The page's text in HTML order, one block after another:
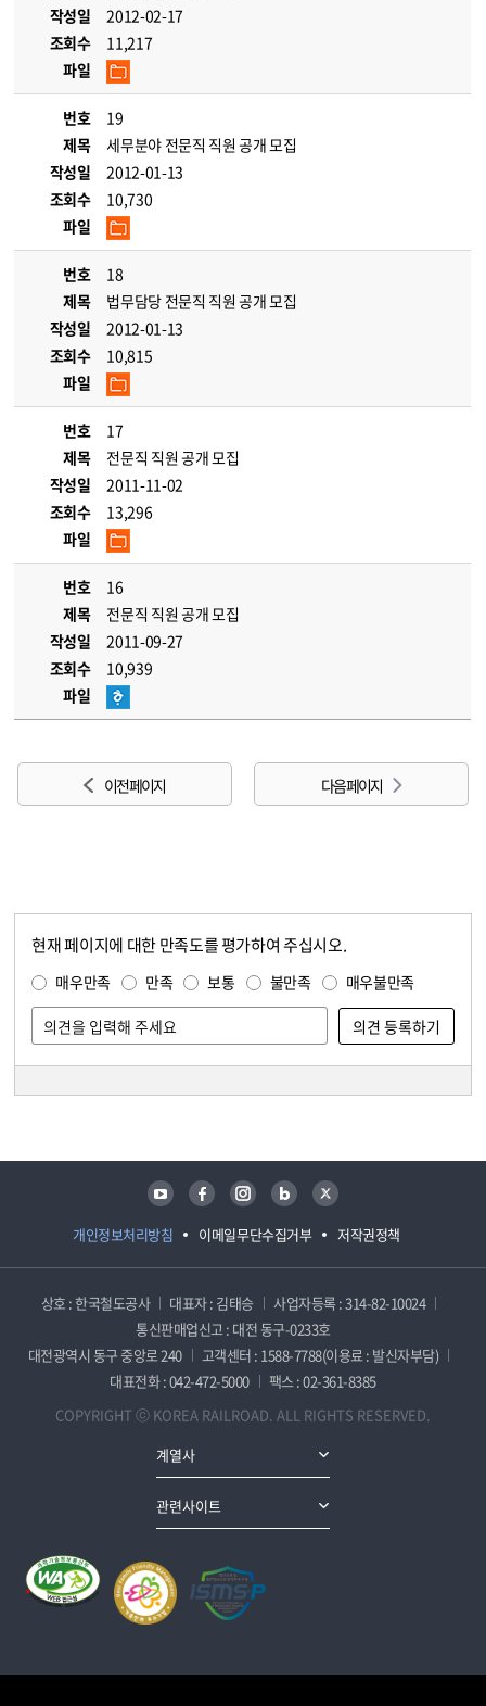
작성일
2012-02-17
조회수
11,217
파일
번호
19
제목
세무분야 전문직 직원 공개 모집
작성일
2012-01-13
조회수
10,730
파일
번호
18
제목
법무담당 전문직 직원 공개 모집
작성일
2012-01-13
조회수
10,815
파일
번호
17
제목
전문직 직원 공개 모집
작성일
2011-11-02
조회수
13,296
파일
번호
16
제목
전문직 직원 공개 모집
작성일
2011-09-27
조회수
10,939
파일
이전 페이지 다음 페이지
현재 페이지에 대한 만족도를 평가하여 주십시오.
매우만족 만족 보통 불만족 매우불만족
개인정보처리방침 이메일무단수집거부 저작권정책
유튜브 페이스북 인스타그램 블로그 트위터
상호 : 한국철도공사 대표자 : 김태승
사업자등록 : 314-82-10024
통신판매업신고 : 대전 동구-0233호
대전광역시 동구 중앙로 240
고객센터 : 1588-7788(이용료 : 발신자부담)
대표전화 : 042-472-5000
팩스 : 02-361-8385
COPYRIGHT ⓒ KOREA RAILROAD. ALL RIGHTS RESERVED.
계열사
관련사이트